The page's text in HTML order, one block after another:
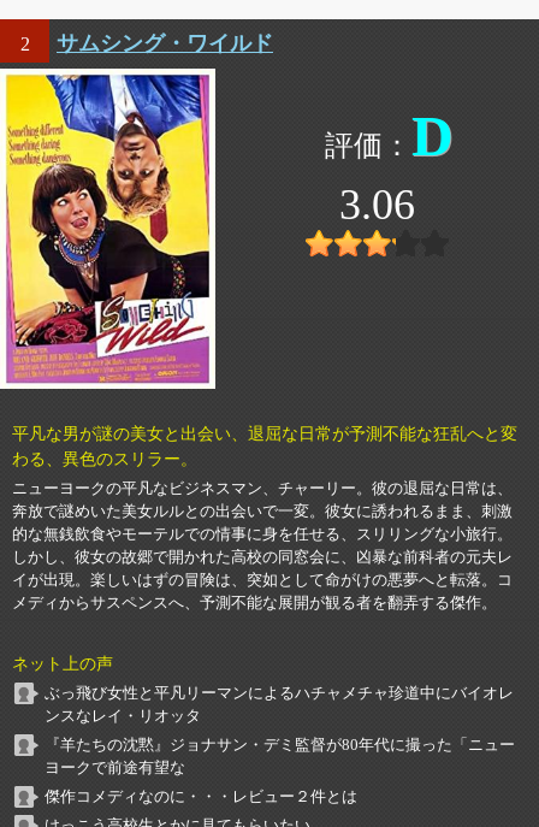
2 サムシング・ワイルド
D
3.06
平凡な男が謎の美女と出会い、退屈な日常が予測不能な狂乱へと変
わる、異色のスリラー。
ニューヨークの平凡なビジネスマン、チャーリー。彼の退屈な日常は、
奔放で謎めいた美女ルルとの出会いで一変。彼女に誘われるまま、刺激
的な無銭飲食やモーテルでの情事に身を任せる、スリリングな小旅行。
しかし、彼女の故郷で開かれた高校の同窓会に、凶暴な前科者の元夫レ
イが出現。楽しいはずの冒険は、突如として命がけの悪夢へと転落。コ
メディからサスペンスへ、予測不能な展開が観る者を翻弄する傑作。
ネット上の声
ぶっ飛び女性と平凡リーマンによるハチャメチャ珍道中にバイオレ
ンスなレイ・リオッタ
『羊たちの沈黙』ジョナサン・デミ監督が80年代に撮った「ニュー
ヨークで前途有望な
傑作コメディなのに・・・レビュー２件とは